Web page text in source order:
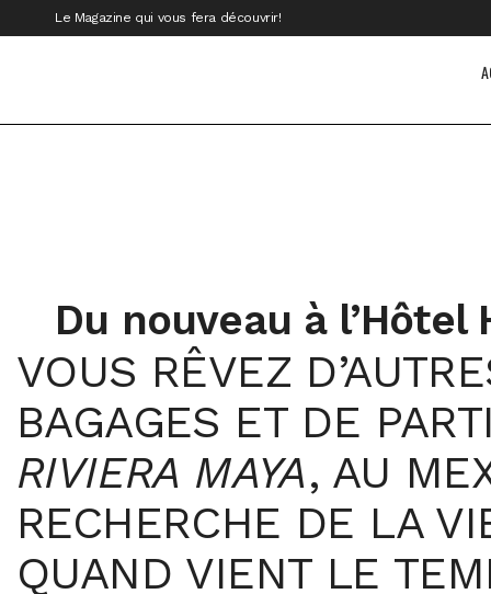
Le Magazine qui vous fera découvrir!
Du nouveau à l’Hôtel
VOUS RÊVEZ
BAGAGES ET DE
RIVIERA MAYA, AU
RECHERCHE DE LA
QUAND VIENT LE